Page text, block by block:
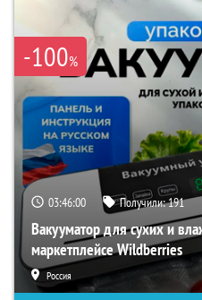
-100%
03:45:58 Получили:191
Вакууматор для сухих и
маркетплейсе Wildberries
Россия